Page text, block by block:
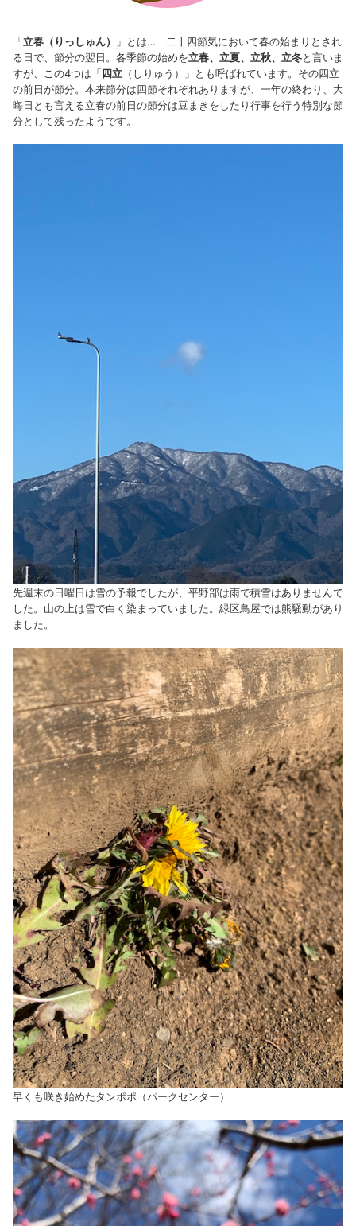
「立春（りっしゅん）
」とは… 二十四節気において春の始まりとされ
る日で、節分の翌日。各季節の始めを立春、立夏、立秋、立冬と言いま
すが、この4つは「四立 （しりゅう）」とも呼ばれています。その四立
の前日が節分。本来節分は四節それぞれありますが、一年の終わり、大
晦日とも言える立春の前日の節分は豆まきをしたり行事を行う特別な節
分として残ったようです。
先週末の日曜日は雪の予報でしたが、平野部は雨で積雪はありませんで
した。山の上は雪で白く染まっていました。緑区鳥屋では熊騒動があり
ました。
早くも咲き始めたタンポポ（パークセンター）